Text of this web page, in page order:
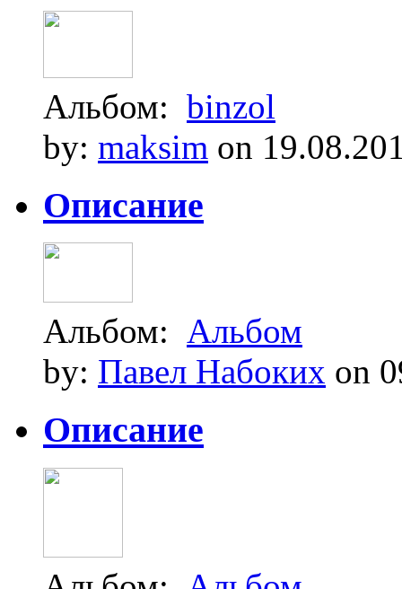
Альбом: binzol
by: maksim on
Описание
Альбом: Альбом
by: Павел Набоких on
Описание